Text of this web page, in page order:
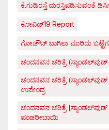
ಕೆ.ಗುಡಿರಸ್ತೆ ದುರಸ್ತಿಪಡಿಸುವಂತೆ
ಕೋವಿಡ್‌19 Report
ಗೋಡೌನ್ ಬಾಗಿಲು ಮುರಿದು
ಚಂದನವನ ಚರಿತ್ರೆ (ಸ್ಯಾಂಡಲ್‌ವುಡ್
ಚಂದನವನ ಚರಿತ್ರೆ
ಉಪೇಂದ್ರ
ಚಂದನವನ ಚರಿತ್ರೆ
ಪಂಡರೀಬಾಯಿ